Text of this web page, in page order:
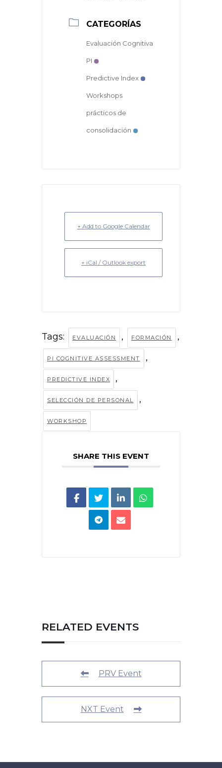
CATEGORÍAS
Evaluación Cognitiva
PI
Predictive Index
Workshops
prácticos de
consolidación
+ Add to Google Calendar
+ iCal / Outlook export
Tags: EVALUACIÓN , FORMACIÓN ,
PI COGNITIVE ASSESSMENT ,
PREDICTIVE INDEX ,
SELECCIÓN DE PERSONAL ,
WORKSHOP
SHARE THIS EVENT
RELATED EVENTS
PRV Event
NXT Event